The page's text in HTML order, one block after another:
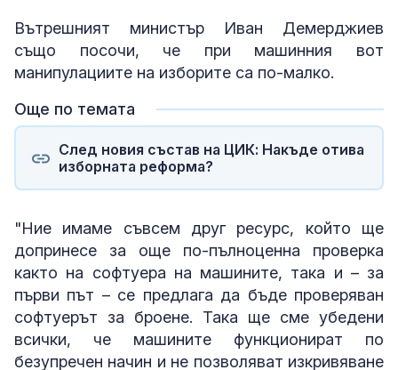
Вътрешният министър Иван Демерджиев
също посочи, че при машинния вот
манипулациите на изборите са по-малко.
Още по темата
След новия състав на ЦИК: Накъде отива
изборната реформа?
"Ние имаме съвсем друг ресурс, който ще
допринесе за още по-пълноценна проверка
както на софтуера на машините, така и – за
първи път – се предлага да бъде проверяван
софтуерът за броене. Така ще сме убедени
всички, че машините функционират по
безупречен начин и не позволяват изкривяване